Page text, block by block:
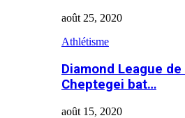
août 25, 2020
Athlétisme
Diamond League
Cheptegei bat…
août 15, 2020